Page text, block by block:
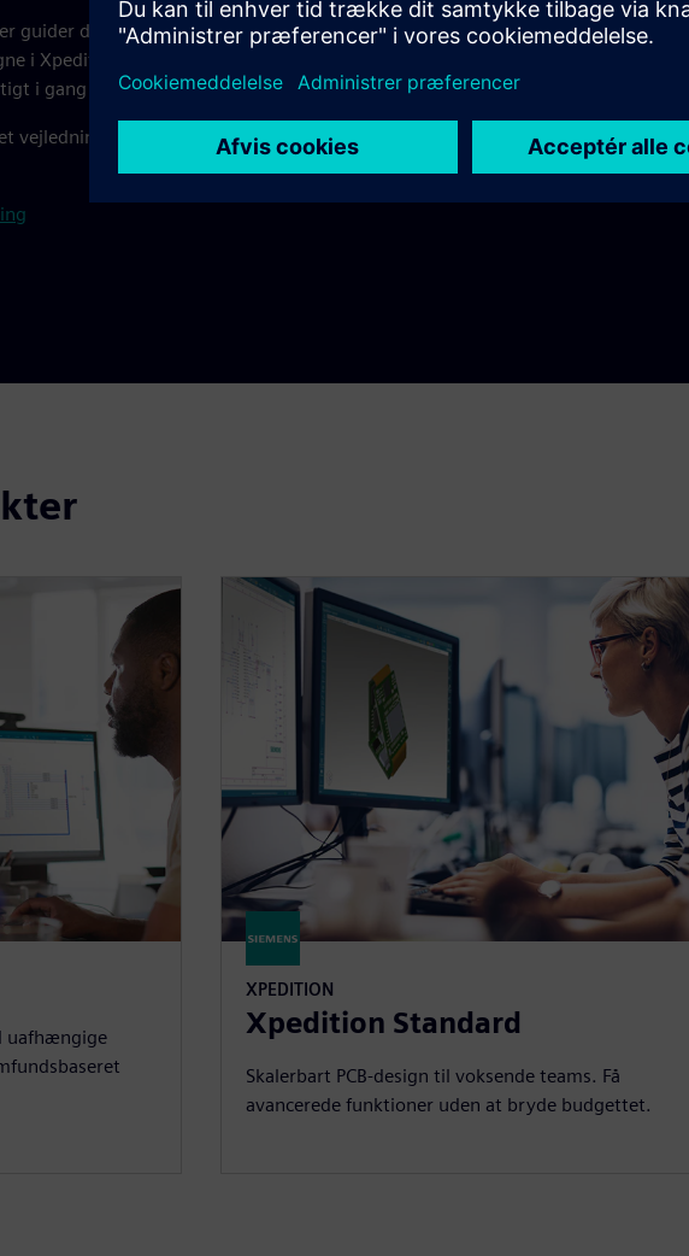
guider dig gennem migreringen trin for trin, hvilket gør overgangen enkel og
i Xpedition, har du adgang til gratis, on-demand-træningsressourcer, der
i gang og maksimere produktiviteten.
vejledning til at flytte designs og biblioteker fra dit nuværende
uafhængige
XPEDITION
Xpedition Standard
Skalerbart PCB-design til voksende teams. Få
avancerede funktioner uden at bryde budgettet.